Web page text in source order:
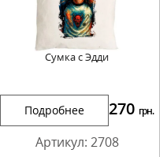
Сумка с Эдди
Подробнее 270 грн.
Артикул: 2708